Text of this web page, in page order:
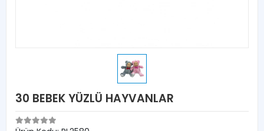
30 BEBEK YÜZLÜ HAYVANLAR